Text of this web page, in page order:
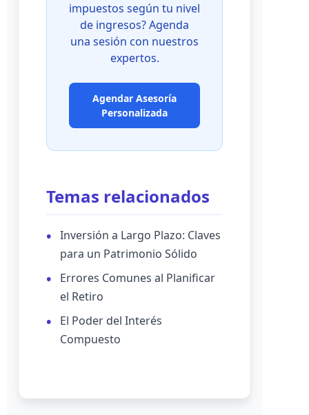
impuestos según tu nivel
de ingresos? Agenda
una sesión con nuestros
expertos.
Agendar Asesoría
Personalizada
Temas relacionados
Inversión a Largo Plazo: Claves
para un Patrimonio Sólido
Errores Comunes al Planificar
el Retiro
El Poder del Interés
Compuesto